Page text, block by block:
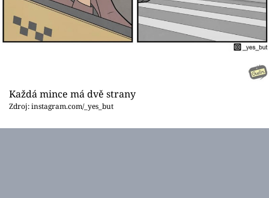
Každá mince má dvě strany
Zdroj: instagram.com/_yes_but